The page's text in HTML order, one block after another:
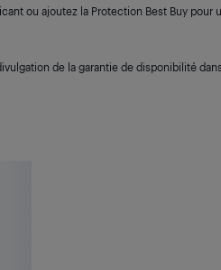
ou ajoutez la Protection Best Buy pour
de la garantie de disponibilité